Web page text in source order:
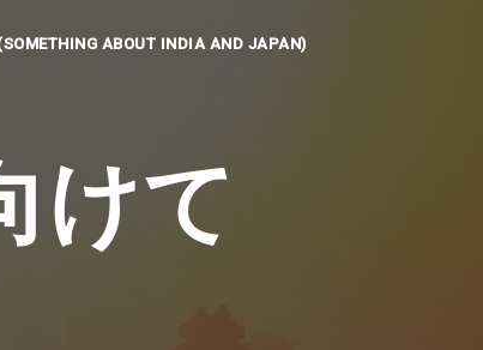
ABOUT INDIA AND JAPAN)
けて